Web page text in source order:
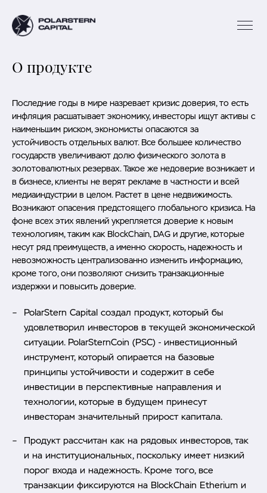
О продукте
Последние годы в мире назревает кризис доверия, то есть
инфляция расшатывает экономику, инвесторы ищут активы с
наименьшим риском, экономисты опасаются за
устойчивость отдельных валют. Все большее количество
государств увеличивают долю физического золота в
золотовалютных резервах. Такое же недоверие возникает и
в бизнесе, клиенты не верят рекламе в частности и всей
медиаиндустрии в целом. Растет в цене недвижимость.
Возникают опасения предстоящего глобального кризиса. На
фоне всех этих явлений укрепляется доверие к новым
технологиям, таким как BlockChain, DAG и другие, которые
несут ряд преимуществ, а именно скорость, надежность и
невозможность централизованно изменить информацию,
кроме того, они позволяют снизить транзакционные
издержки и повысить доверие.
PolarStern Capital создал продукт, который бы
удовлетворил инвесторов в текущей экономической
ситуации. PolarSternCoin (PSC) - инвестиционный
инструмент, который опирается на базовые
принципы устойчивости и содержит в себе
инвестиции в перспективные направления и
технологии, которые в будущем принесут
инвесторам значительный прирост капитала.
Продукт рассчитан как на рядовых инвесторов, так
и на институциональных, поскольку имеет низкий
порог входа и надежность. Кроме того, все
транзакции фиксируются на BlockChain Etherium и